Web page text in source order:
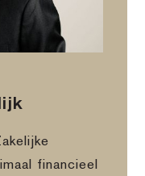
financieel